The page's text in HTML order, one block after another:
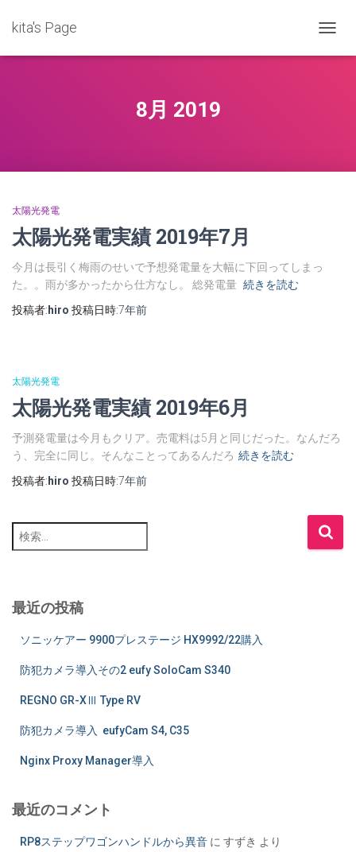
kita's Page
ビ
8月 2019
太陽光発電
太陽光発電実績 2019年7月
今月は長引く梅雨のせいで予想発電量を大幅に下回ってしまっ
た。。雨が多かったから仕方なし。 総発電量 続きを読む
投稿者: hiro 投稿日時:7年前
太陽光発電
太陽光発電実績 2019年6月
予測発電量は今月もクリア。売電料は5月と同じだった。なんだろ
う、完全に同じ。そんなことってあるんだろ 続きを読む
投稿者: hiro 投稿日時:7年前
検
索
最近の投稿
ソニッケアー 9900プレステージ HX9992/22購入
防犯カメラ導入その2 eufy SoloCam S340
REGNO GR-XⅢ Type RV
防犯カメラ導入 eufyCam S4, C35
Nginx Proxy Manager導入
最近のコメント
RP8ステップワゴンハンドルから異音 に すずき より